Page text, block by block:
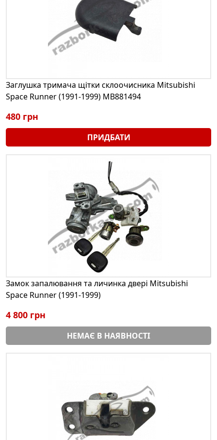
Заглушка тримача щітки склоочисника Mitsubishi
Space Runner (1991-1999) MB881494
480 грн
ПРИДБАТИ
Замок запалювання та личинка двері Mitsubishi
Space Runner (1991-1999)
4 800 грн
НЕМАЄ В НАЯВНОСТІ